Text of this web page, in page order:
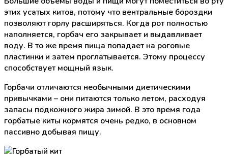
этих усатых китов, потому что вентральные бороздки
позволяют горлу расширяться. Когда рот полностью
наполняется, горбач его закрывает и выдавливает
воду. В то же время пища попадает на роговые
пластинки и затем проглатывается. Этому процессу
способствует мощный язык.
Горбачи отличаются необычными диетическими
привычками – они питаются только летом, расходуя
запасы подкожного жира зимой. В это время года
горбатые киты кормятся очень редко, в основном
пассивно добывая пищу.